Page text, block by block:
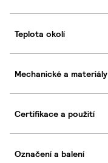
Teplota okolí
Mechanické a materiály
Certifikace a použití
Označení a balení